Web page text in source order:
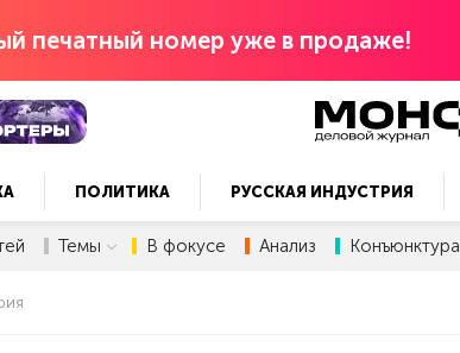
печатный номер уже в продаже!
ПОЛИТИКА РУССКАЯ ИНДУСТРИЯ
Темы В фокусе Анализ Конъюнктура